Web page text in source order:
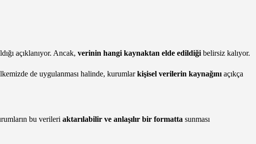
açıklanıyor. Ancak, verinin hangi kaynaktan elde edildiği belirsiz kalıyor.
de uygulanması halinde, kurumlarkişisel verilerin kaynağını açıkça
bu verileri aktarılabilir ve anlaşılır bir formatta sunması